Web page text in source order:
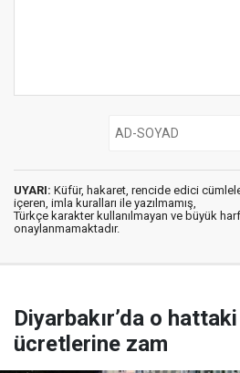
UYARI: Küfür, hakaret, rencide edici
içeren, imla kuralları ile yazılmamış,
Türkçe karakter kullanılmayan ve büyük
onaylanmamaktadır.
Diyarbakır’da o
ücretlerine zam